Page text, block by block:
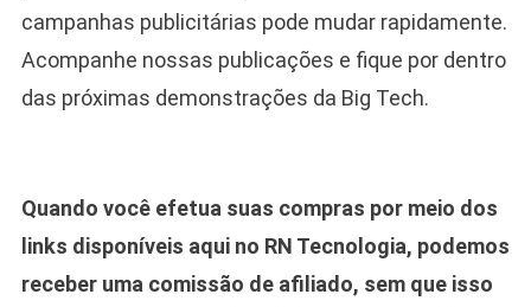
campanhas publicitárias pode mudar rapidamente.
Acompanhe nossas publicações e fique por dentro
das próximas demonstrações da Big Tech.
Quando você efetua suas compras por meio dos
links disponíveis aqui no RN Tecnologia, podemos
receber uma comissão de afiliado, sem que isso